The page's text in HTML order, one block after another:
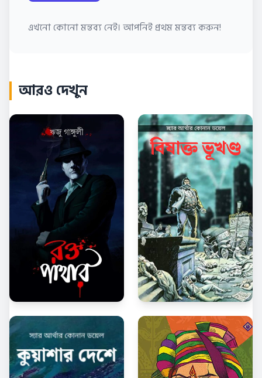
এখনো কোনো মন্তব্য নেই। আপনিই প্রথম মন্তব্য করুন!
আরও দেখুন